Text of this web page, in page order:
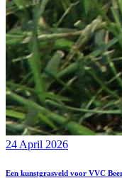
24 April 2026
Een kunstgrasveld voor VVC